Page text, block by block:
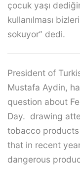
çocuk yaşı
kullanılması
sokuyor” dedi.
President of
Mustafa Aydin,
question about
Day. drawing
tobacco products
that in recent
dangerous